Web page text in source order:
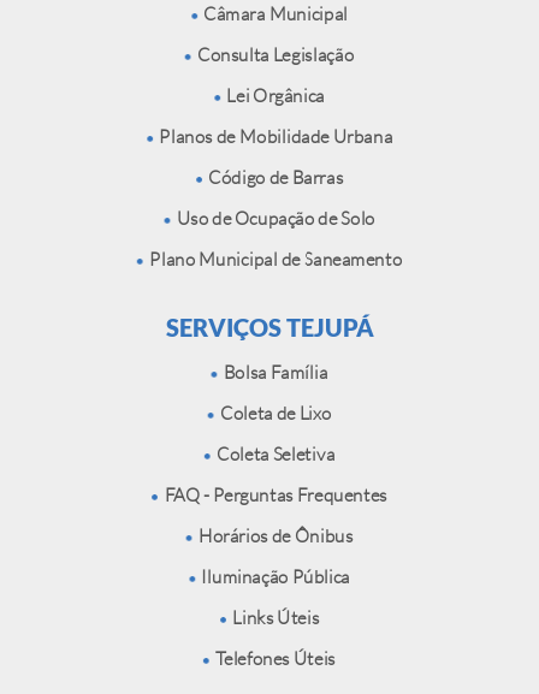
Câmara Municipal
Consulta Legislação
Lei Orgânica
Planos de Mobilidade Urbana
Código de Barras
Uso de Ocupação de Solo
Plano Municipal de Saneamento
SERVIÇOS TEJUPÁ
Bolsa Família
Coleta de Lixo
Coleta Seletiva
FAQ - Perguntas Frequentes
Horários de Ônibus
Iluminação Pública
Links Úteis
Telefones Úteis